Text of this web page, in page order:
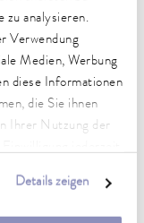
zu analysieren.
Verwendung
Medien, Werbung
diese Informationen
die Sie ihnen
Ihrer Nutzung der
Details zeigen